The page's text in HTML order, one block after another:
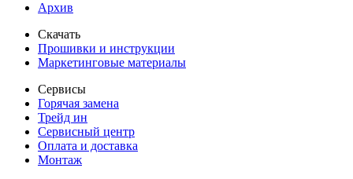
Архив
Скачать
Прошивки и инструкции
Маркетинговые материалы
Сервисы
Горячая замена
Трейд ин
Сервисный центр
Оплата и доставка
Монтаж